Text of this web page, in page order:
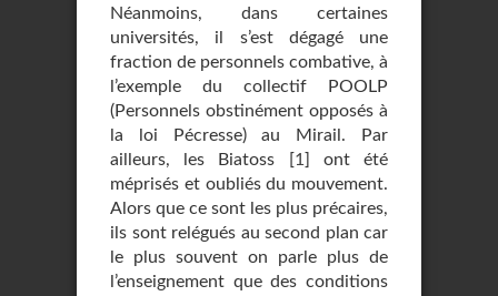
Néanmoins, dans certaines
universités, il s’est dégagé une
fraction de personnels combative, à
l’exemple du collectif POOLP
(Personnels obstinément opposés à
la loi Pécresse) au Mirail. Par
ailleurs, les Biatoss [1 ]
ont été
méprisés et oubliés du mouvement.
Alors que ce sont les plus précaires,
ils sont relégués au second plan car
le plus souvent on parle plus de
l’enseignement que des conditions